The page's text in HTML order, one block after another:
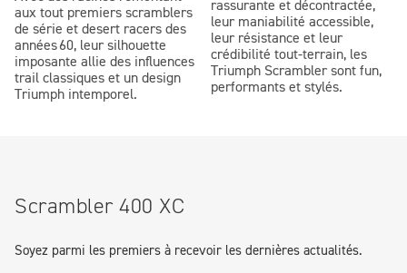
aux tout premiers scramblers
de série et desert racers des
années 60, leur silhouette
imposante allie des influences
trail classiques et un design
Triumph intemporel.
rassurante et décontractée,
leur maniabilité accessible,
leur résistance et leur
crédibilité tout-terrain, les
Triumph Scrambler sont fun,
performants et stylés.
Scrambler 400 XC
Soyez parmi les premiers à recevoir les dernières actualités.